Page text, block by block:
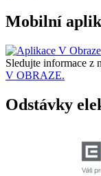
Mobilní
Sledujte informace z
V OBRAZE.
Odstávky